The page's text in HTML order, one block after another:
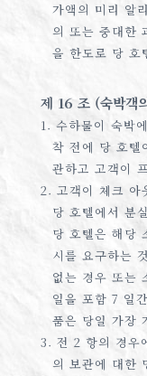
가액의 미리 알
의 또는 중대한
을 한도로 당 호
제 16 조 (숙박객
1. 수하물이 숙박
착 전에 당 호텔
관하고 고객이
2. 고객이 체크 아
당 호텔에서 분
당 호텔은 해당
시를 요구하는
없는 경우 또는
일을 포함 7 일
품은 당일 가장
3. 전 2 항의 경우
의 보관에 대한